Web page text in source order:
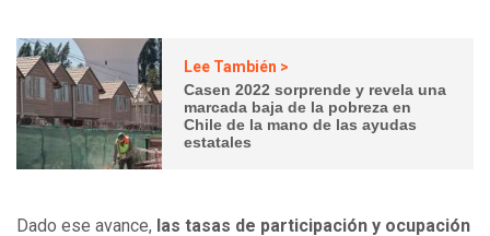
Lee También >
Casen 2022 sorprende y revela una
marcada baja de la pobreza en
Chile de la mano de las ayudas
estatales
Dado ese avance, las tasas de participación y ocupación